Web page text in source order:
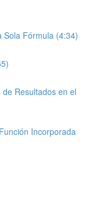
Sola Fórmula (4:34)
Resultados en el
Incorporada